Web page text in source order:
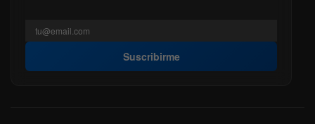
Suscribirme